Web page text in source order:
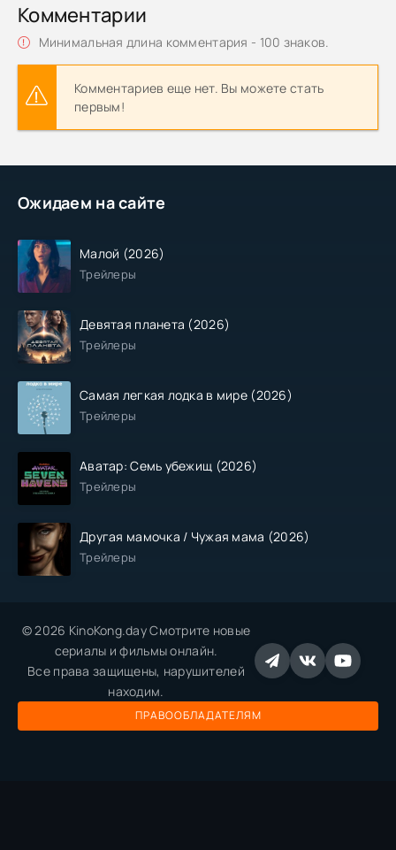
Ожидаем на сайте
Малой (2026)
Трейлеры
Девятая планета (2026)
Трейлеры
Самая легкая лодка в мире (2026)
Трейлеры
Аватар: Семь убежищ (2026)
Трейлеры
Другая мамочка / Чужая мама (2026)
Трейлеры
Комментарии
Минимальная длина комментария - 100 знаков.
Комментариев еще нет. Вы можете стать
первым!
© 2026 KinoKong.day Смотрите новые
сериалы и фильмы онлайн.
Все права защищены, нарушителей
находим.
ПРАВООБЛАДАТЕЛЯМ